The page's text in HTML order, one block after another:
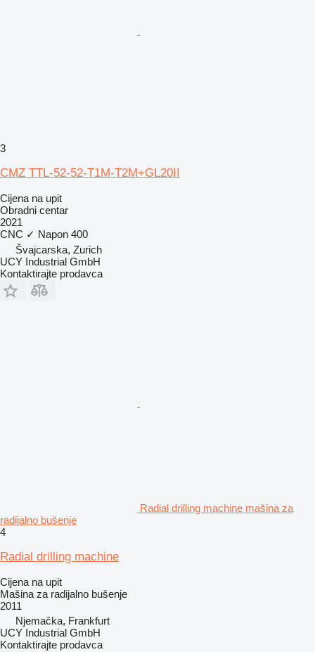
3
CMZ TTL-52-52-T1M-T2M+GL20II
Cijena na upit
Obradni centar
2021
CNC ✓ Napon 400
Švајcarska, Zurich
UCY Industrial GmbH
Kontaktirajte prodavca
Radial drilling machine mašina za
radijalno bušenje
4
Radial drilling machine
Cijena na upit
Mašina za radijalno bušenje
2011
Njemačka, Frankfurt
UCY Industrial GmbH
Kontaktirajte prodavca